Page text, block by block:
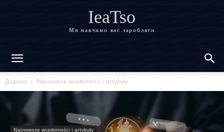
IeaTso
Ми навчимо вас заробляти
Додому Najnowsze wiadomości i artykuły
Najnowsze wiadomości i artykuły